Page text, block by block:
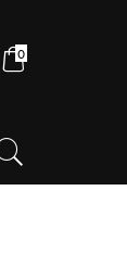
0